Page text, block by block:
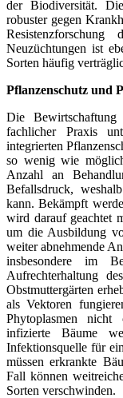
der Biodiversität.
robuster gegen
Neuzüchtungen ist
Sorten häufig
Pflanzenschutz und
Die
fachlicher Praxis
integrierten
so wenig wie
Anzahl an
Befallsdruck,
kann. Bekämpft
wird darauf geachtet
um die Ausbildung
weiter abnehmende
insbesondere im
Aufrechterhaltung
Obstmuttergärten
als Vektoren
Phytoplasmen
infizierte Bäume
Infektionsquelle für
müssen erkrankte
Fall können
Sorten verschwinden.